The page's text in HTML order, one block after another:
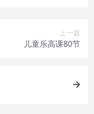
上一篇
儿童乐高课80节